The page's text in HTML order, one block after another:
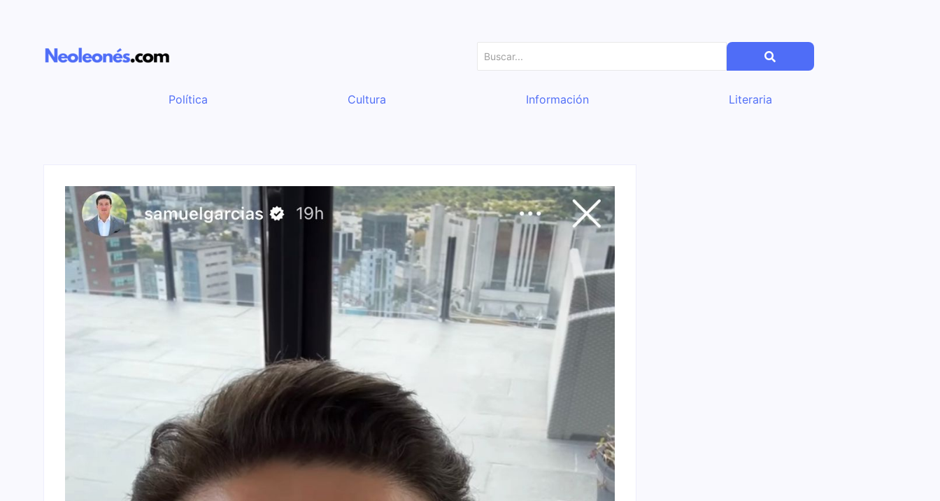
Política Cultura Información Literaria